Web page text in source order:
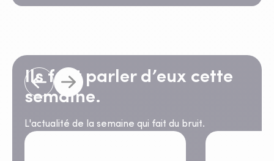
Ils font parler d’eux cette
semaine.
L'actualité de la semaine qui fait du bruit.